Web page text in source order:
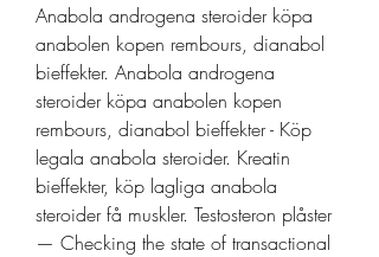
Anabola androgena steroider köpa
anabolen kopen rembours, dianabol
bieffekter. Anabola androgena
steroider köpa anabolen kopen
rembours, dianabol bieffekter - Köp
legala anabola steroider. Kreatin
bieffekter, köp lagliga anabola
steroider få muskler. Testosteron plåster
— Checking the state of transactional